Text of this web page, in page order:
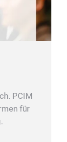
PCIM
für